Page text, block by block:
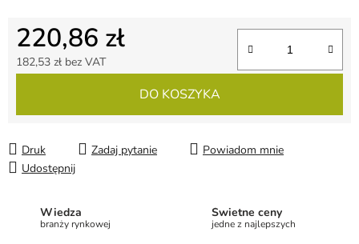
220,86 zł
182,53 zł bez VAT
DO KOSZYKA
Druk Zadaj pytanie
Powiadom mnie
Udostępnij
Wiedza
branży rynkowej
Świetne ceny
jedne z najlepszych